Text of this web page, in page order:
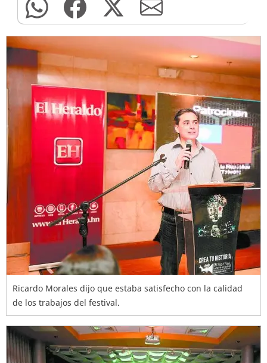
Ricardo Morales dijo que estaba satisfecho con la calidad
de los trabajos del festival.